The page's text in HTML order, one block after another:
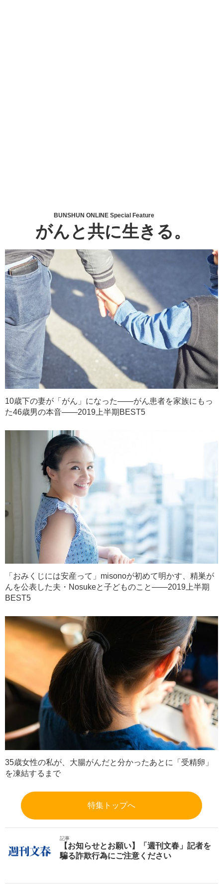
BUNSHUN ONLINE Special Feature
がんと共に生きる。
10歳下の妻が「がん」になった――がん患者を家族にもっ
た46歳男の本音――2019上半期BEST5
「おみくじには安産って」misonoが初めて明かす、精巣が
んを公表した夫・Nosukeと子どものこと――2019上半期
BEST5
35歳女性の私が、大腸がんだと分かったあとに「受精卵」
を凍結するまで
特集トップへ
記事
【お知らせとお願い】「週刊文春」記者を
騙る詐欺行為にご注意ください